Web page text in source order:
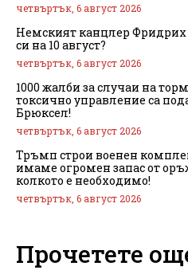
четвъртък, 6 август 2026
Немският канцлер Фридрих
си на 10 август?
четвъртък, 6 август 2026
1000 жалби за случаи на
токсично управление са
Брюксел!
четвъртък, 6 август 2026
Тръмп строи военен
имаме огромен запас от
колкото е необходимо!
четвъртък, 6 август 2026
Прочетете